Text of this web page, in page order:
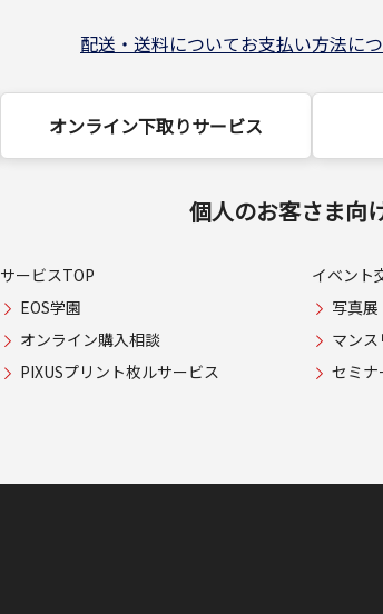
配送・送料についてお支払い方法に
オンライン下取りサービス
個人のお客さま向
サービスTOP
EOS学園
オンライン購入相談
PIXUSプリント枚ルサービス
イベント
写真展
マン
セミナ